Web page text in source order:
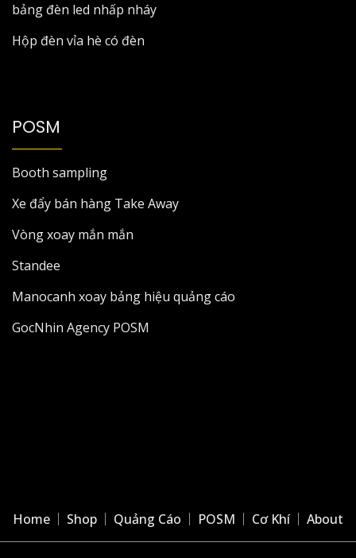
bảng đèn led nhấp nháy
Hộp đèn vỉa hè có đèn
POSM
Booth sampling
Xe đẩy bán hàng Take Away
Vòng xoay mắn mắn
Standee
Manocanh xoay bảng hiệu quảng cáo
GocNhin Agency POSM
Home Shop Quảng Cáo POSM Cơ Khí About